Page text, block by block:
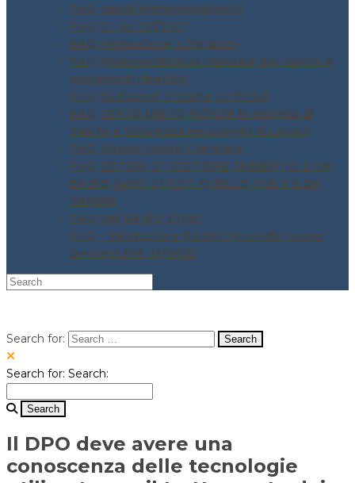
FAQ campi elettromagnetici
FAQ D.Lgs 231/2001
FAQ Formazione a Distanza
FAQ Movimentazione manuale dei carichi e
movimenti ripetitivi
FAQ Radiazioni Ottiche Artificiali
FAQ TESTO UNICO 81/2028 in materia di
Salute e Sicurezza nei Luoghi di Lavoro
FAQ Stress Lavoro Correlato
FAQ SISTEMI DI GESTIONE AMBIENTALE UNI
EN ISO 14001 TUTTO QUELLO CHE C’È DA
SAPERE
FAQ UNI EN ISO 37001
FAQ – Valutazione Rischio incendio nuovo
Decreto DM 03/06/21
Search for:
Search for: Search:
Il DPO deve avere una
conoscenza delle tecnologie